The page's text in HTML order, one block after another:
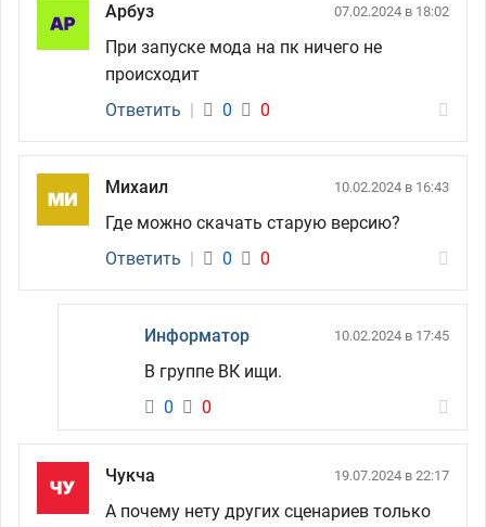
Арбуз 07.02.2024 в 18:02
При запуске мода на пк ничего не
происходит
Ответить | 0 0
Михаил 10.02.2024 в 16:43
Где можно скачать старую версию?
Ответить | 0 0
Информатор 10.02.2024 в 17:45
В группе ВК ищи.
0
0
Чукча 19.07.2024 в 22:17
А почему нету других сценариев только